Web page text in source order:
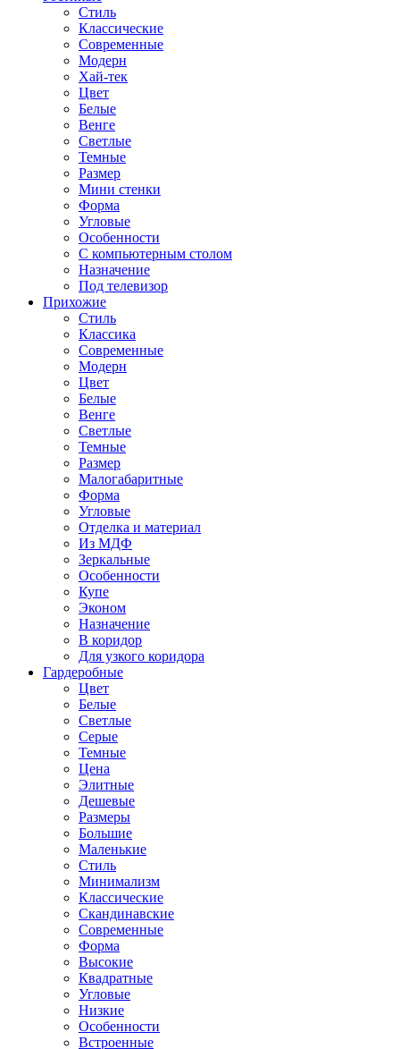
Стиль
Классические
Современные
Модерн
Хай-тек
Цвет
Белые
Венге
Светлые
Темные
Размер
Мини стенки
Форма
Угловые
Особенности
С компьютерным столом
Назначение
Под телевизор
Прихожие
Стиль
Классика
Современные
Модерн
Цвет
Белые
Венге
Светлые
Темные
Размер
Малогабаритные
Форма
Угловые
Отделка и материал
Из МДФ
Зеркальные
Особенности
Купе
Эконом
Назначение
В коридор
Для узкого коридора
Гардеробные
Цвет
Белые
Светлые
Серые
Темные
Цена
Элитные
Дешевые
Размеры
Большие
Маленькие
Стиль
Минимализм
Классические
Скандинавские
Современные
Форма
Высокие
Квадратные
Угловые
Низкие
Особенности
Встроенные